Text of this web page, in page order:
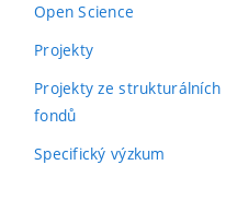
Open Science
Projekty
Projekty ze strukturálních
fondů
Specifický výzkum